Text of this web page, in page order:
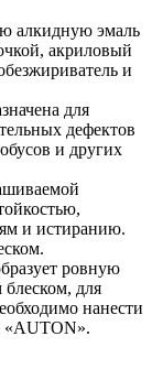
алкидную эмаль
акриловый
и
для
дефектов
и других
и истиранию.
ровную
для
нанести
«AUTON».